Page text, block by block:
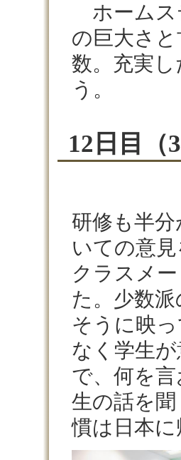
ホームス
の巨大さ
数。充実
う。
12日目（
研修も半
いての意
クラスメ
た。少数
そうに映
なく学生
で、何を
生の話を
慣は日本